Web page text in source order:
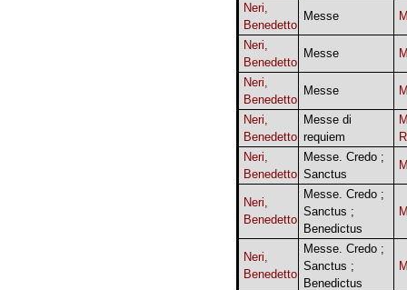
Neri,
Benedetto
Messe
Neri,
Benedetto
Messe
Neri,
Benedetto
Messe
Neri,
Benedetto
Messe di
requiem
Neri,
Benedetto
Messe. Credo ;
Sanctus
Neri,
Benedetto
Messe. Credo ;
Sanctus ;
Benedictus
Neri,
Benedetto
Messe. Credo ;
Sanctus ;
Benedictus